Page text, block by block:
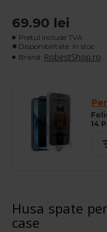
69.90 lei
Pretul include TVA
Disponibilitate: In stoc
Brand: RobestShop.ro
14
Husa spate
case